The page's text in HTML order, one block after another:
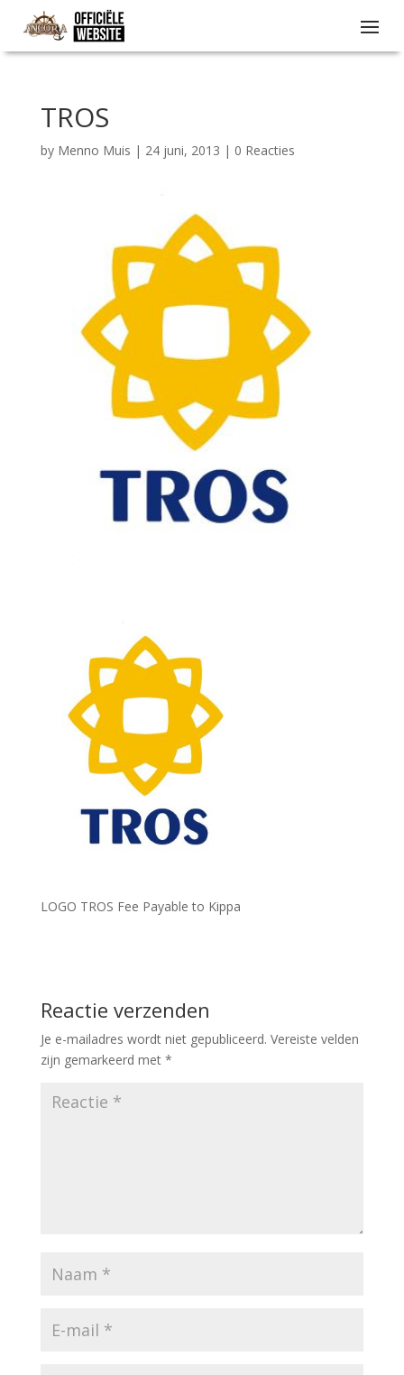
TROS
by Menno Muis | 24 juni, 2013 | 0 Reacties
LOGO TROS Fee Payable to Kippa
Reactie verzenden
Je e-mailadres wordt niet gepubliceerd. Vereiste velden
zijn gemarkeerd met *